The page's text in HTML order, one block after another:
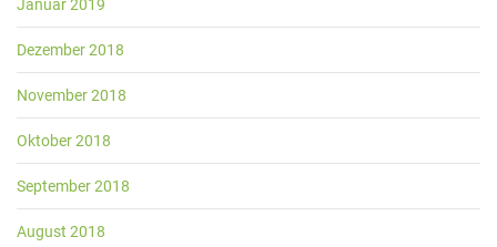
Januar 2019
Dezember 2018
November 2018
Oktober 2018
September 2018
August 2018